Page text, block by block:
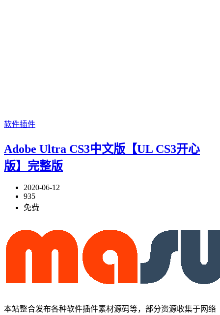
软件插件
Adobe Ultra CS3中文版【UL CS3开心
版】完整版
2020-06-12
935
免费
本站整合发布各种软件插件素材源码等，部分资源收集于网络